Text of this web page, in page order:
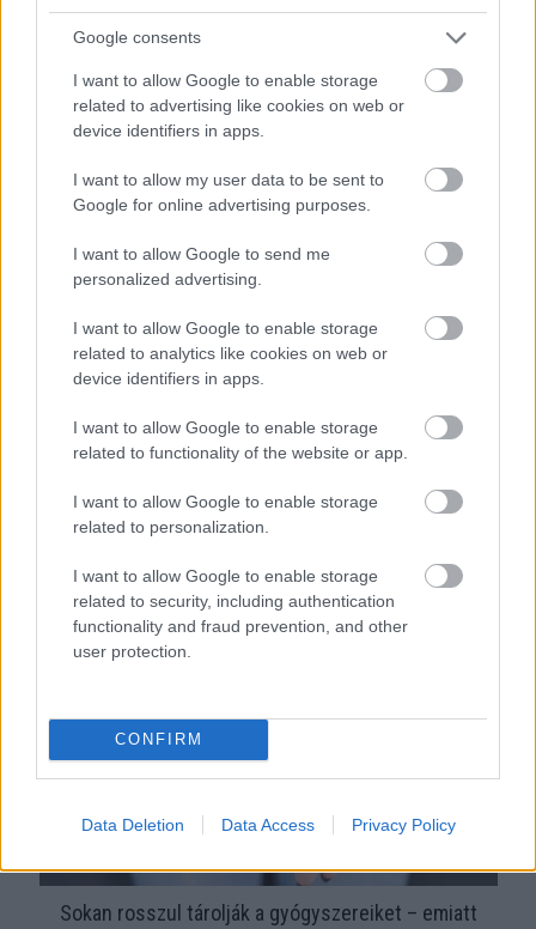
Google consents
I want to allow Google to enable storage
related to advertising like cookies on web or
device identifiers in apps.
I want to allow my user data to be sent to
Google for online advertising purposes.
I want to allow Google to send me
personalized advertising.
I want to allow Google to enable storage
related to analytics like cookies on web or
device identifiers in apps.
I want to allow Google to enable storage
related to functionality of the website or app.
I want to allow Google to enable storage
related to personalization.
I want to allow Google to enable storage
related to security, including authentication
functionality and fraud prevention, and other
user protection.
CONFIRM
Data Deletion Data Access Privacy Policy
Nem ecettel és nem szódabikarbónával: ezzel lesz
újra csillogó a vízköves csap
Ha mindig ezt a mondatot használod, az rendkívül magas
érzelmi intelligenciára utalhat
Sokan rosszul tárolják a gyógyszereiket – emiatt